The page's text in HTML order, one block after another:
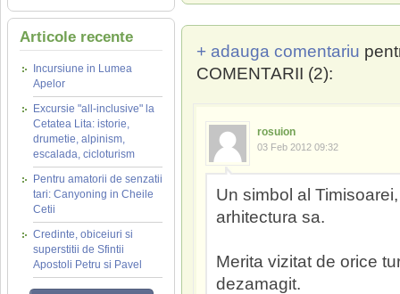
Articole recente
Incursiune in Lumea
Apelor
Excursie "all-inclusive" la
Cetatea Lita: istorie,
drumetie, alpinism,
escalada, cicloturism
Pentru amatorii de senzatii
tari: Canyoning in Cheile
Cetii
Credinte, obiceiuri si
superstitii de Sfintii
Apostoli Petru si Pavel
+ adauga comentariu
COMENTARII (2):
rosuion
03 Feb 2012 09:32
Un simbol al
arhitectura sa.
Merita vizitat de orice
dezamagit.